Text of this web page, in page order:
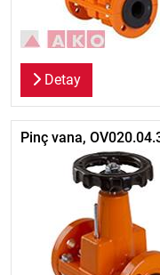
Detay
Pinç vana,